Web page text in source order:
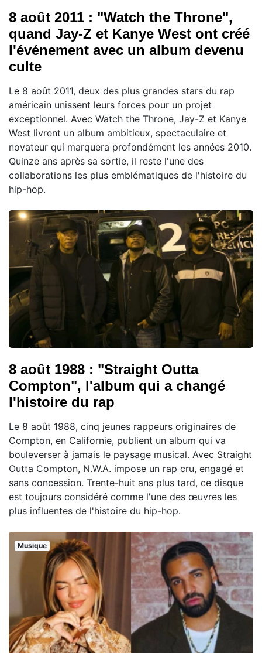
8 août 2011 : "Watch the Throne",
quand Jay-Z et Kanye West ont créé
l'événement avec un album devenu
culte
Le 8 août 2011, deux des plus grandes stars du rap
américain unissent leurs forces pour un projet
exceptionnel. Avec Watch the Throne, Jay-Z et Kanye
West livrent un album ambitieux, spectaculaire et
novateur qui marquera profondément les années 2010.
Quinze ans après sa sortie, il reste l'une des
collaborations les plus emblématiques de l'histoire du
hip-hop.
8 août 1988 : "Straight Outta
Compton", l'album qui a changé
l'histoire du rap
Le 8 août 1988, cinq jeunes rappeurs originaires de
Compton, en Californie, publient un album qui va
bouleverser à jamais le paysage musical. Avec Straight
Outta Compton, N.W.A. impose un rap cru, engagé et
sans concession. Trente-huit ans plus tard, ce disque
est toujours considéré comme l'une des œuvres les
plus influentes de l'histoire du hip-hop.
Musique